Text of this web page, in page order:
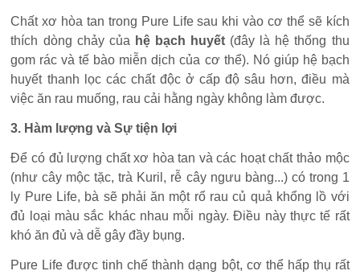
Chất xơ hòa tan trong Pure Life sau khi vào cơ thể sẽ kích
thích dòng chảy của hệ bạch huyết (đây là hệ thống thu
gom rác và tế bào miễn dịch của cơ thể). Nó giúp hệ bạch
huyết thanh lọc các chất độc ở cấp độ sâu hơn, điều mà
việc ăn rau muống, rau cải hằng ngày không làm được.
3. Hàm lượng và Sự tiện lợi
Để có đủ lượng chất xơ hòa tan và các hoạt chất thảo mộc
(như cây mộc tặc, trà Kuril, rễ cây ngưu bàng...) có trong 1
ly Pure Life, bà sẽ phải ăn một rổ rau củ quả khổng lồ với
đủ loại màu sắc khác nhau mỗi ngày. Điều này thực tế rất
khó ăn đủ và dễ gây đầy bụng.
Pure Life được tinh chế thành dạng bột, cơ thể hấp thụ rất